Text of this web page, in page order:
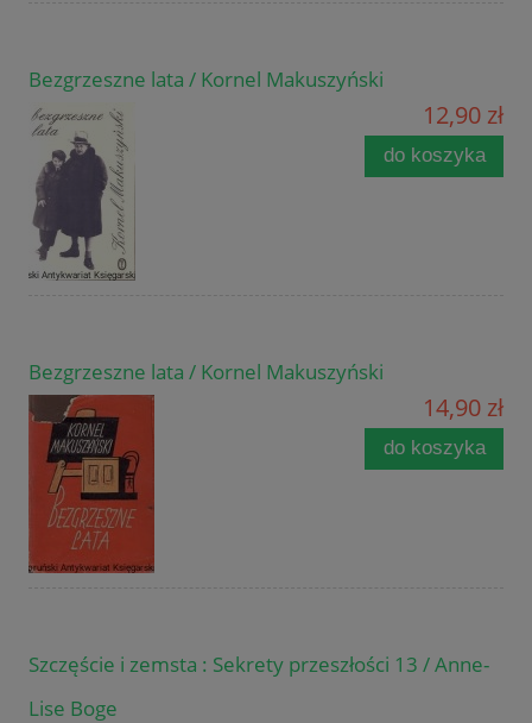
Bezgrzeszne lata / Kornel Makuszyński
12,90 zł
do koszyka
Bezgrzeszne lata / Kornel Makuszyński
14,90 zł
do koszyka
Szczęście i zemsta : Sekrety przeszłości 13 / Anne-
Lise Boge